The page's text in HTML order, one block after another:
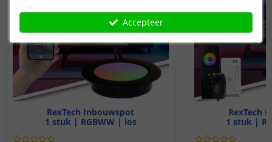
RexTech Inbouwspot
1 stuk | RGBWW | los
RexTech
1 stuk |
Accepteer